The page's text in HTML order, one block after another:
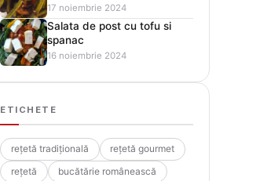
17 noiembrie 2024
Salata de post cu tofu si
spanac
16 noiembrie 2024
ETICHETE
rețetă tradițională
rețetă gourmet
rețetă
bucătărie românească